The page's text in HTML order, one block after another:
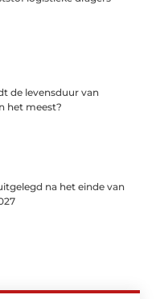
de levensduur van
het meest?
na het einde van